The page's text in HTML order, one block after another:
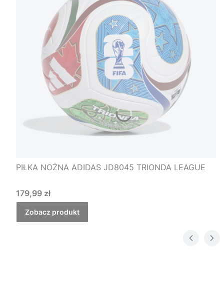
PIŁKA NOŻNA ADIDAS JD8045 TRIONDA LEAGUE
Cena
179,99 zł
Zobacz produkt